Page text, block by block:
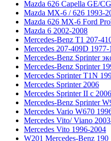
Mazda 626 Capella GE/
Mazda MX-6 / 626 1993-
Mazda 626 MX-6 Ford
Mazda 6 2002-2008
Mercedes-Benz T1 207-
Mercedes 207-409D
Mercedes-Benz Sprinter
Mercedes-Benz Sprinter
Mercedes Sprinter T1N
Mercedes Sprinter 2006
Mercedes Sprinter II с
Mercedes-Benz Sprinter
Mercedes Vario W670
Mercedes Vito/ Viano
Mercedes Vito 1996-2004
W201 Mercedes-Benz 190